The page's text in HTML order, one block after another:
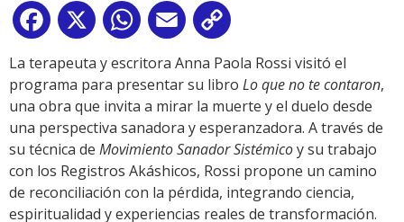
Facebook
X WhatsApp
Email
Link
La terapeuta y escritora Anna Paola Rossi visitó el
programa para presentar su libro Lo que no te contaron,
una obra que invita a mirar la muerte y el duelo desde
una perspectiva sanadora y esperanzadora. A través de
su técnica de Movimiento Sanador Sistémicoy su trabajo
con los Registros Akáshicos, Rossi propone un camino
de reconciliación con la pérdida, integrando ciencia,
espiritualidad y experiencias reales de transformación.